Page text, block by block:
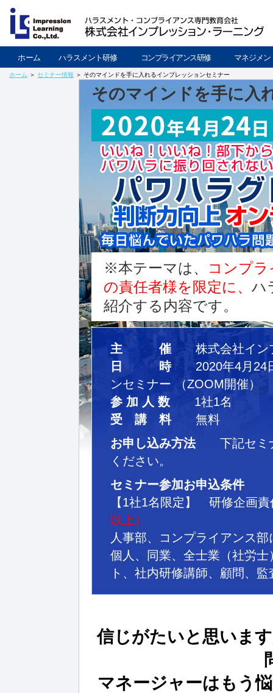
ホーム ハラスメント研修 コンプライアンス研修 マネジメン
ホーム ＞ セミナー情報 ＞ そのマインドを手に入れるインプレッションセミナー
そのマインドを手に入
※本テーマは、
コンプラ
の責任者様を限定に、 ハ
紹介する内容です。
主 催 株式会社イン
日 時2020年4月24日
ンセミナー （ZOOM開催）
参 加 人 数 1社1名
受 講 料無料
お申し込み方法下記セミナ
ください。
セミナー参加お申込条件
【1社1名限定】 研修企画
以上）
人事部、コンプライアンス
個人、同業、全士業（社労
ト、社内研修講師、顧問、
信じがたいと思いま
マネージャーはもう